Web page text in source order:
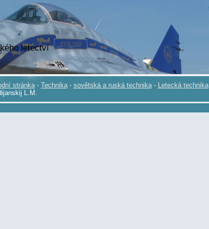
letectví
stránka - Technika - sovětská a ruská technika - Letecká technika
L.M.